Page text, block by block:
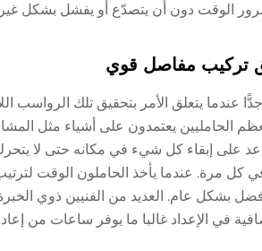
الوقت دون أن يتصدّع أو يفشل بشكل
تركيب مفاصل قوي
عندما يتعلق الأمر بتحقيق تلك الرواسب
الحامليين يعتمدون على أشياء مثل
على إبقاء كل شيء في مكانه حتى لا
كل مرة. عندما يأخذ الحاملون الوقت
أفضل بشكل عام. العديد من الفنيين ذوي
في الإعداد غالبا ما يوفر ساعات من